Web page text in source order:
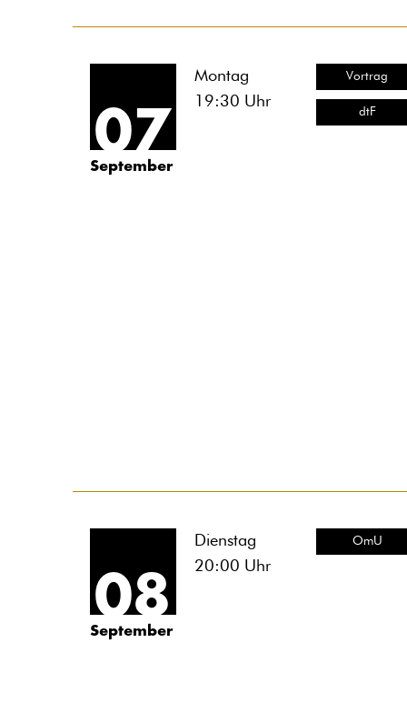
07
September
Montag
19:30 Uhr
Vortrag
dtF
08
September
Dienstag
20:00 Uhr
OmU